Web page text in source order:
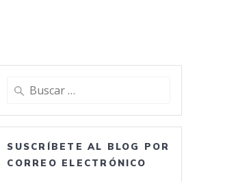
Buscar:
SUSCRÍBETE AL BLOG POR
CORREO ELECTRÓNICO